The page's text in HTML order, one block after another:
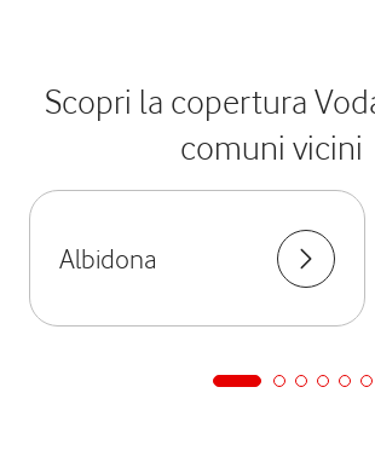
Scopri la copertura
comuni vicini
Albidona